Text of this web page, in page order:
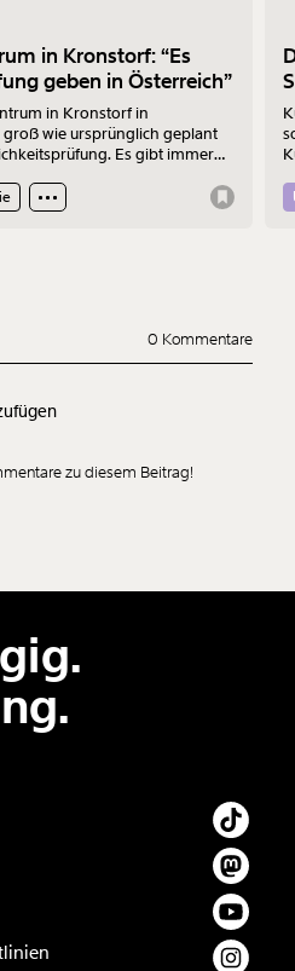
in Kronstorf: “Es
geben in Österreich”
in Kronstorf in
wie ursprünglich geplant
Es gibt immer
Rechenzentrum
im Interview, wo die
0 Kommentare
öffentlich zugänglich angezeigt.
zu diesem Beitrag!